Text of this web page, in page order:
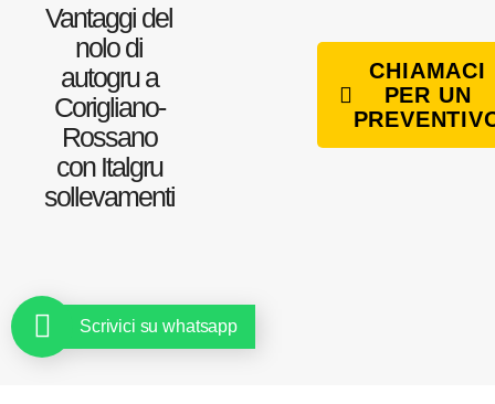
Vantaggi del
nolo di
autogru a
Corigliano-
Rossano
con Italgru
sollevamenti
CHIAMACI
PER UN
Scrivici su whatsapp